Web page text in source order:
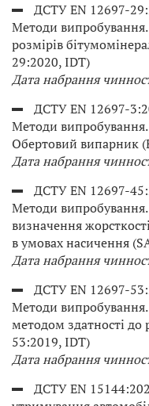
ДСТУ EN 12697-
Методи
розмірів
29:2020, IDT)
Дата набрання
ДСТУ EN 12697-
Методи випробування.
Обертовий випарник
Дата набрання
ДСТУ EN 12697-
Методи
визначення
в умовах насичення
Дата набрання
ДСТУ EN 12697-
Методи випробування.
методом здатності до
53:2019, IDT)
Дата набрання
ДСТУ EN